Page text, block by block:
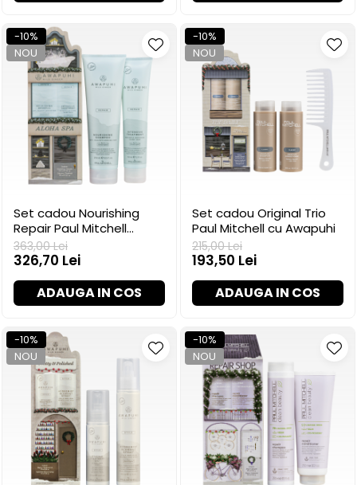
-10%
NOU
Set cadou Nourishing
Repair Paul Mitchell
pentru hidratare și
netezire
363,00 Lei
326,70 Lei
ADAUGA IN COS
-10%
NOU
Set cadou Original Trio
Paul Mitchell cu Awapuhi
215,00 Lei
193,50 Lei
ADAUGA IN COS
-10%
NOU
-10%
NOU